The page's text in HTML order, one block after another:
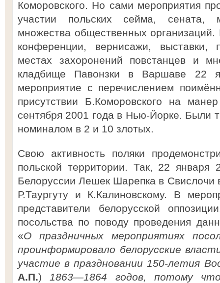
Коморовского. Но сами мероприятия
участии польских сейма, сената,
множества общественных
конференции, вернисажи, выставки,
местах захоронений повстанцев и
кладбище Павонзки в Варшаве 22
мероприятие с перечислением
присутствии Б.Коморовского на
сентября 2001 года в Нью-Йорке. Были
номиналом в 2 и 10 злотых.
Свою активность поляки
польской территории. Так, 22
Белоруссии Лешек Шарепка в Свислочи
Р.Таургуту и К.Калиновскому. В
представители белорусской
посольства по поводу проведения
«О
праздничных мероприятиях
проинформировало белорусские
участие в праздновании 150-летия
А.П.) 1863—1864 годов, потому